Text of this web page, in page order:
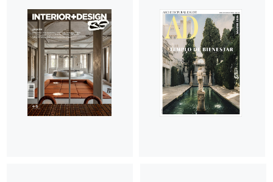
2026INTRO by Chak.
Reservados todos los